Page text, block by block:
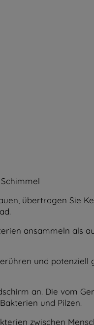
übertragen Sie
ansammeln als
und potenziell
an. Die vom
und Pilzen.
zwischen